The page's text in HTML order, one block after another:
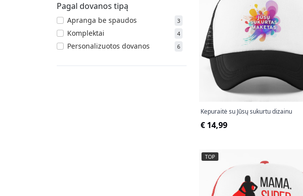
Susikurk savo dizainą
Tėčiui
Vestuvių tematika
Žvejybos tematika
Pagal dovanos tipą
Apranga be spaudos 3
Komplektai 4
Personalizuotos dovanos 6
Kepuraitė su Jūsų sukurtu dizainu
€ 14,99
TOP